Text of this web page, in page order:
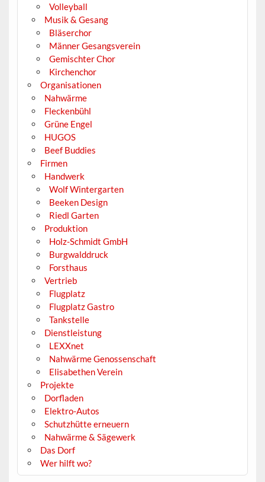
Volleyball
Musik & Gesang
Bläserchor
Männer Gesangsverein
Gemischter Chor
Kirchenchor
Organisationen
Nahwärme
Fleckenbühl
Grüne Engel
HUGOS
Beef Buddies
Firmen
Handwerk
Wolf Wintergarten
Beeken Design
Riedl Garten
Produktion
Holz-Schmidt GmbH
Burgwalddruck
Forsthaus
Vertrieb
Flugplatz
Flugplatz Gastro
Tankstelle
Dienstleistung
LEXXnet
Nahwärme Genossenschaft
Elisabethen Verein
Projekte
Dorfladen
Elektro-Autos
Schutzhütte erneuern
Nahwärme & Sägewerk
Das Dorf
Wer hilft wo?